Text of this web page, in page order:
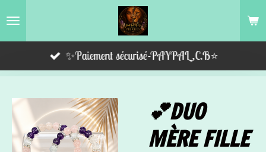
Passer
✨Paiement sécurisé-PAYPAL,C.B⭐️
💕DUO
MÈRE FILLE